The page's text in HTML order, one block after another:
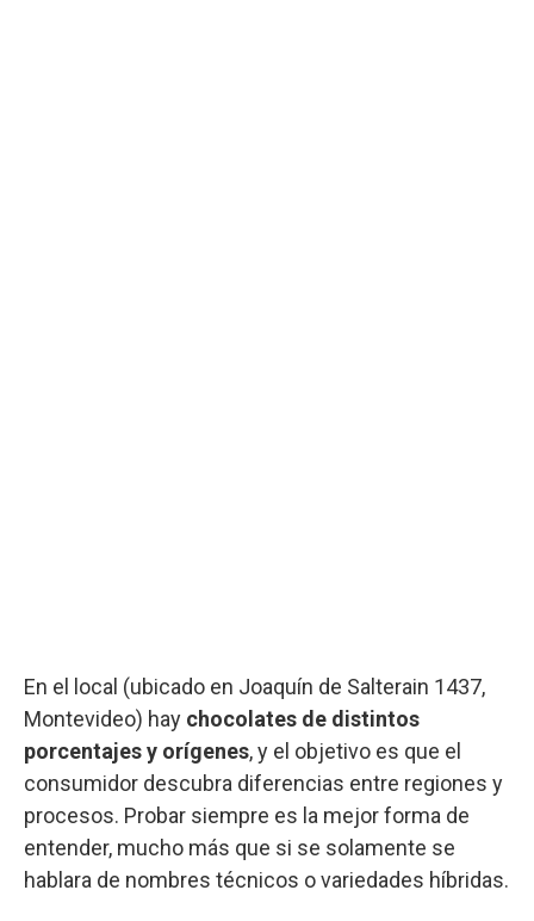
En el local (ubicado en Joaquín de Salterain 1437,
Montevideo) hay chocolates de distintos
porcentajes y orígenes, y el objetivo es que el
consumidor descubra diferencias entre regiones y
procesos. Probar siempre es la mejor forma de
entender, mucho más que si se solamente se
hablara de nombres técnicos o variedades híbridas.